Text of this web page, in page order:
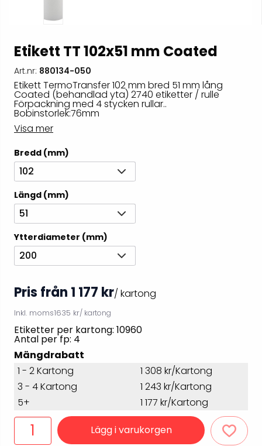
Etikett TT 102x51 mm Coated
Art.nr: 880134-050
Etikett TermoTransfer 102 mm bred 51 mm lång
Coated (behandlad yta) 2740 etiketter / rulle
Förpackning med 4 stycken rullar..
Bobinstorlek:76mm
Visa mer
Bredd (mm)
102
Längd (mm)
51
Ytterdiameter (mm)
200
Pris från 1 177 kr/ kartong
Inkl. moms1635 kr/ kartong
Etiketter per kartong: 10960
Antal per fp: 4
Mängdrabatt
1 - 2 Kartong
1 308 kr/Kartong
3 - 4 Kartong
1 243 kr/Kartong
5+
1 177 kr/Kartong
Lägg i varukorgen